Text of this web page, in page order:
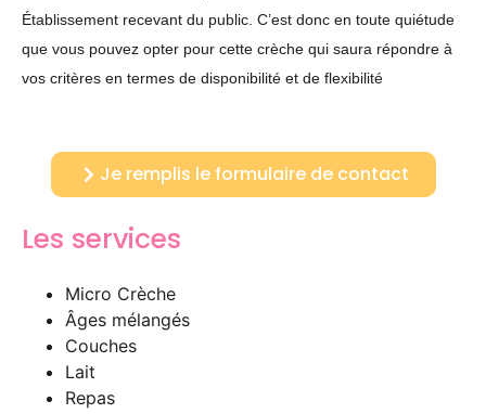
Établissement recevant du public. C’est donc en toute quiétude
que vous pouvez opter pour cette crèche qui saura répondre à
vos critères en termes de disponibilité et de flexibilité
Je remplis le formulaire de contact
Les services
Micro Crèche
Âges mélangés
Couches
Lait
Repas